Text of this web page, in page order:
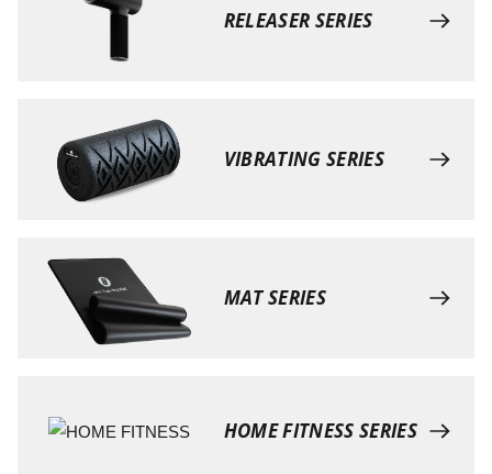
RELEASER SERIES
VIBRATING SERIES
MAT SERIES
HOME FITNESS SERIES